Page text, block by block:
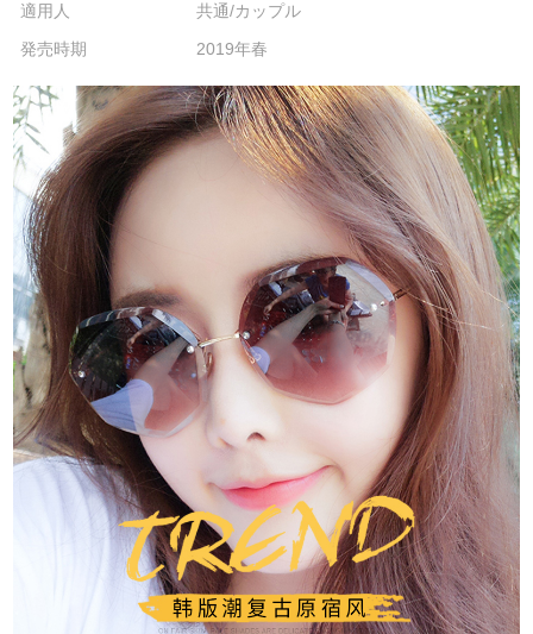
適用人
共通/カップル
発売時期
2019年春